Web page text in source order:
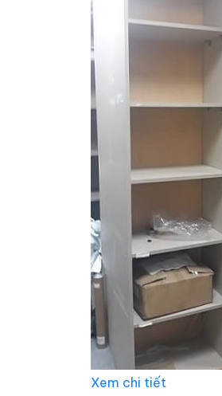
Xem chi tiết